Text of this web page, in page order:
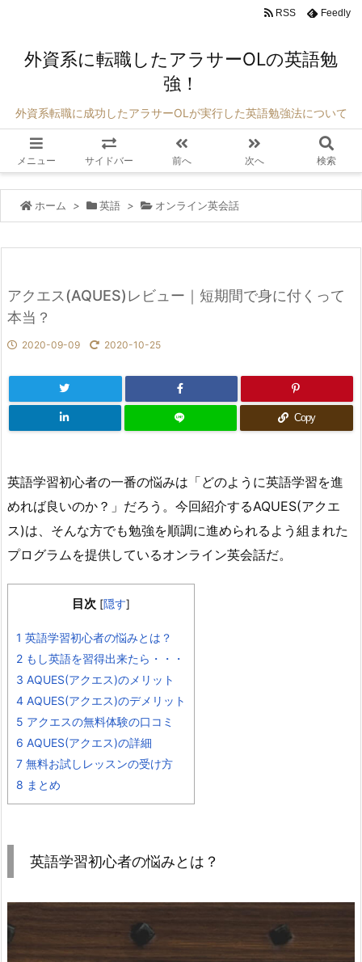
外資系に転職したアラサーOLの英語勉
強！
外資系転職に成功したアラサーOLが実行した英語勉強法について
メニュー サイドバー 前へ 次へ 検索
RSS Feedly
ホーム > 英語 > オンライン英会話
アクエス(AQUES)レビュー｜短期間で身に付くって
本当？
2020-09-09 2020-10-25
Copy
英語学習初心者の一番の悩みは「どのように英語学習を進
めれば良いのか？」だろう。今回紹介するAQUES(アクエ
ス)は、そんな方でも勉強を順調に進められるよう組まれた
プログラムを提供しているオンライン英会話だ。
目次 [隠す]
1 英語学習初心者の悩みとは？
2 もし英語を習得出来たら・・・
3 AQUES(アクエス)のメリット
4 AQUES(アクエス)のデメリット
5 アクエスの無料体験の口コミ
6 AQUES(アクエス)の詳細
7 無料お試しレッスンの受け方
8 まとめ
英語学習初心者の悩みとは？